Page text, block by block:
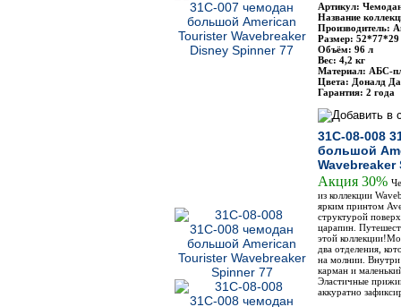
Артикул:
Название
Производитель:
Размер: 52*77*29
Объём: 96 л
Вес: 4,2 кг
Материал: АБС-
Цвета: Доналд
Гарантия: 2 года
31C-08-008
большой
Wavebreaker
Акция 30%
из коллекции
ярким принтом
структурой
царапин.
этой
два отделения,
на молнии.
карман и
Эластичные
аккуратно